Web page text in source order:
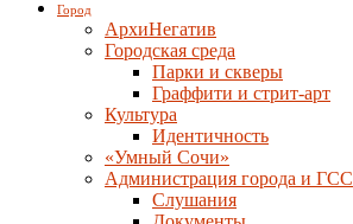
Город
АрхиНегатив
Городская среда
Парки и скверы
Граффити и стрит-арт
Культура
Идентичность
«Умный Сочи»
Администрация города и ГСС
Слушания